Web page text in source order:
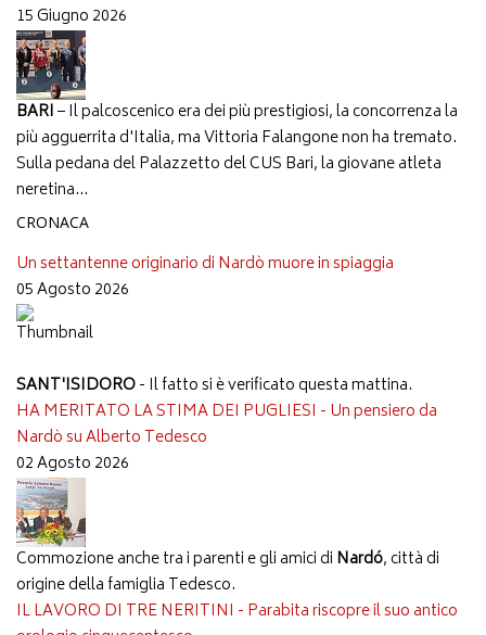
15 Giugno 2026
BARI– Il palcoscenico era dei più prestigiosi, la concorrenza la
più agguerrita d'Italia, ma Vittoria Falangone non ha tremato.
Sulla pedana del Palazzetto del CUS Bari, la giovane atleta
neretina...
CRONACA
Un settantenne originario di Nardò muore in spiaggia
05 Agosto 2026
SANT'ISIDORO- Il fatto si è verificato questa mattina.
HA MERITATO LA STIMA DEI PUGLIESI - Un pensiero da
Nardò su Alberto Tedesco
02 Agosto 2026
Commozione anche tra i parenti e gli amici di Nardó, città di
origine della famiglia Tedesco.
IL LAVORO DI TRE NERITINI - Parabita riscopre il suo antico